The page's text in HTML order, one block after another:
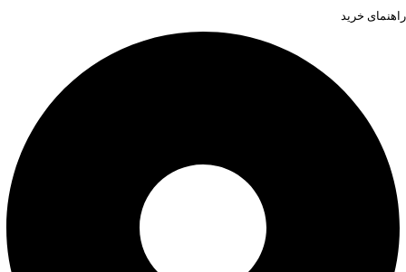
راهنمای خرید